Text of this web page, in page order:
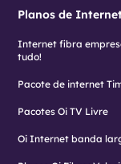
Planos de
Internet fibra
tudo!
Pacote de internet
Pacotes Oi TV Livre
Oi Internet banda